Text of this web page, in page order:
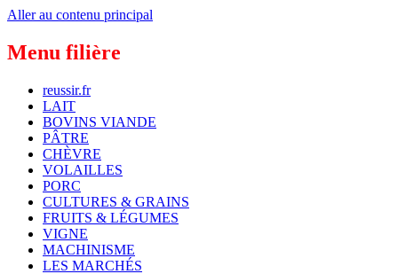
Aller au contenu principal
Menu filière
reussir.fr
LAIT
BOVINS VIANDE
PÂTRE
CHÈVRE
VOLAILLES
PORC
CULTURES & GRAINS
FRUITS & LÉGUMES
VIGNE
MACHINISME
LES MARCHÉS